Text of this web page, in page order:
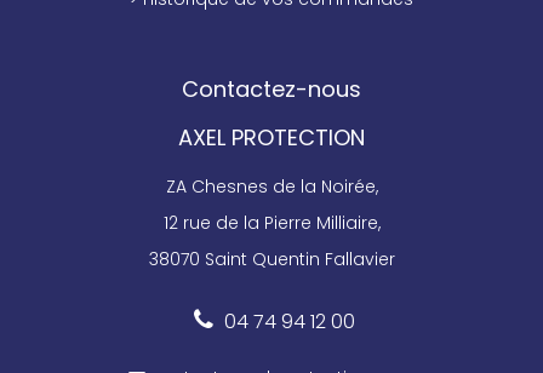
Contactez-nous
AXEL PROTECTION
ZA Chesnes de la Noirée,
12 rue de la Pierre Milliaire,
38070 Saint Quentin Fallavier
04 74 94 12 00